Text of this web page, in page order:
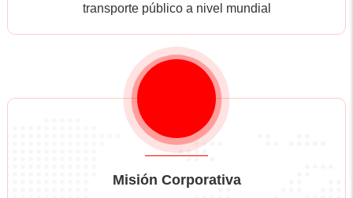
transporte público a nivel mundial
Misión Corporativa